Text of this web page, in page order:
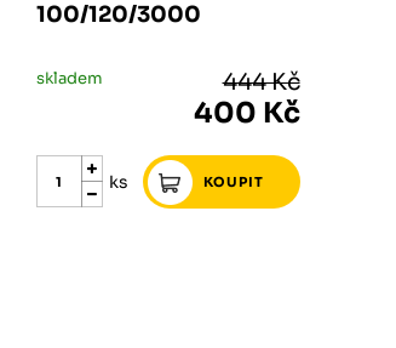
100/120/3000
skladem 444 Kč
400 Kč
ks